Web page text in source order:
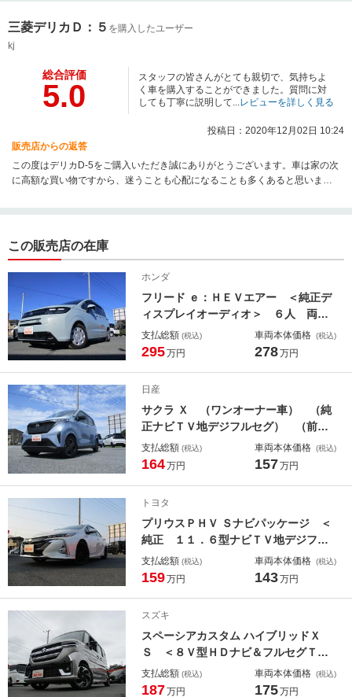
三菱デリカＤ：５ を購入したユーザー
kj
総合評価
5.0
スタッフの皆さんがとても親切で、気持ちよ
く車を購入することができました。質問に対
しても丁寧に説明して...レビューを詳しく見る
投稿日：2020年12月02日 10:24
販売店からの返答
この度はデリカD-5をご購入いただき誠にありがとうございます。車は家の次
に高額な買い物ですから、迷うことも心配になることも多くあると思いま
ーズにできる限りお応えできるよう、ご意見を聞かせていただいておりま
が精いっぱいのサポートをいたしますので、何かお困りのことがあればお気
軽にご相談ください。今後ともどうぞよろしくお願いいたします。
この販売店の在庫
ホンダ
フリード ｅ：ＨＥＶエアー ＜純正デ
ィスプレイオーディオ＞ ６人 両側
Ｐスライド Ｂカメラ Ｂｌｕｅｔｏ
ｏｔｈ 純正ＬＥＤヘッドライト オ
シング リア修理あり
支払総額 (税込)
295万円
車両本体価格 (税込)
278万円
日産
サクラ Ｘ （ワンオーナー車） （純
正ナビＴＶ地デジフルセグ） （前後
ドライブレコーダー） アラウンドビ
ューカメラ ＥＴＣ インテリジェン
ライト
支払総額 (税込)
164万円
車両本体価格 (税込)
157万円
トヨタ
プリウスＰＨＶ Ｓナビパッケージ ＜
純正 １１．６型ナビＴＶ地デジフル
セグ＞ バックカメラ ＥＴＣ Ｂ
ｌｕｅｔｏｏｔｈ スマートキー 純
レコ トヨタセーフティー
支払総額 (税込)
159万円
車両本体価格 (税込)
143万円
スズキ
スペーシアカスタム ハイブリッドＸ
Ｓ ＜８Ｖ型ＨＤナビ＆フルセグＴＶ
＞ ＜両側パワースライドドア＞ 電
動パーキングブレーキ 前席＆ステア
支払総額 (税込)
187万円
車両本体価格 (税込)
175万円